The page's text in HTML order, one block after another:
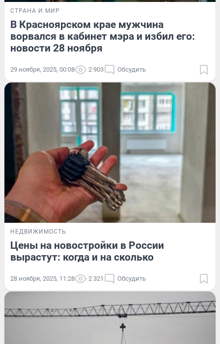
СТРАНА И МИР
В Красноярском крае мужчина
ворвался в кабинет мэра и избил его:
новости 28 ноября
29 ноября, 2025, 00:08 2 903 Обсудить
НЕДВИЖИМОСТЬ
Цены на новостройки в России
вырастут: когда и на сколько
28 ноября, 2025, 11:28 2 321 Обсудить